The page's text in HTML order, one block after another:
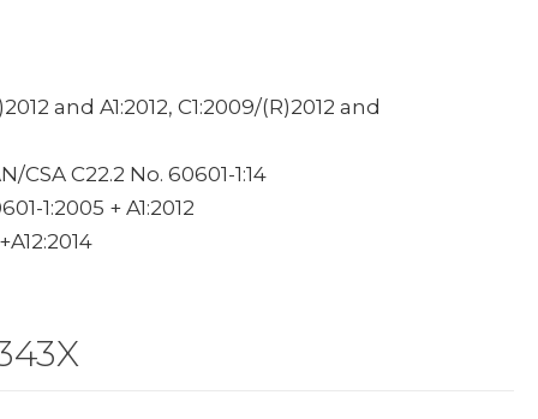
and A1:2012, C1:2009/(R)2012 and
CSA C22.2 No. 60601-1:14
1:2005 + A1:2012